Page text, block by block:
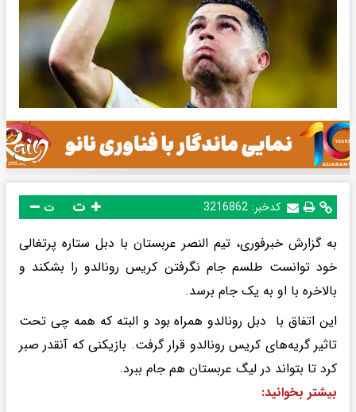
کدخبر: 3216862 ت
به گزارش خبرفوری، تیم النصر عربستان با دبل ستاره پرتغالی
خود توانست طلسم جام نگرفتن کریس رونالدو را بشکند و
بالاخره با او به یک جام برسد.
این اتفاق با دبل رونالدو همراه بود و البته که همه چی تحت
تاثیر گریه‌های کریس رونالدو قرار گرفت. بازیکنی که آنقدر صبر
کرد تا بتواند در لیگ عربستان هم جام ببرد.
بیشتر بخوانید: